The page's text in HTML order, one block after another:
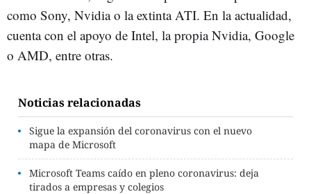
como Sony, Nvidia o la extinta ATI. En la actualidad,
cuenta con el apoyo de Intel, la propia Nvidia, Google
o AMD, entre otras.
Noticias relacionadas
Sigue la expansión del coronavirus con el nuevo
mapa de Microsoft
Microsoft Teams caído en pleno coronavirus: deja
tirados a empresas y colegios